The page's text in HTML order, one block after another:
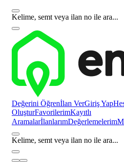
Kelime, semt veya ilan no ile ara...
Değerini Öğrenİlan VerGiriş Yap
OluşturFavorilerimKayıtlı
AramalarİlanlarımDeğerlemelerim
Kelime, semt veya ilan no ile ara...